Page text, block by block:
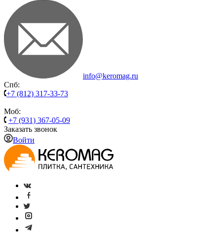
info@keromag.ru
Спб:
+7 (812) 317-33-73
Моб:
+7 (931) 367-05-09
Заказать звонок
Войти